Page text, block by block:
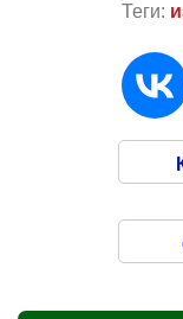
Теги: